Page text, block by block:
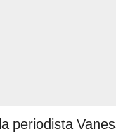
periodista